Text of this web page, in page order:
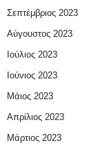
Σεπτέμβριος 2023
Αύγουστος 2023
Ιούλιος 2023
Ιούνιος 2023
Μάιος 2023
Απρίλιος 2023
Μάρτιος 2023